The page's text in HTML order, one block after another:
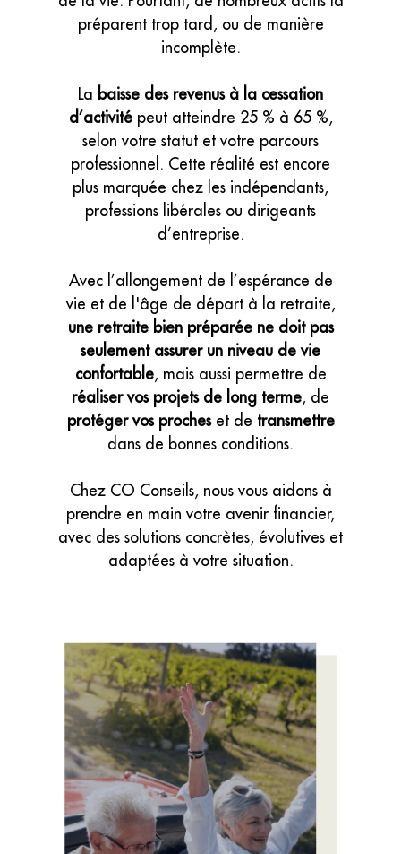
préparent trop tard, ou de manière
incomplète.
La baisse des revenus à la cessation
d’activitépeut atteindre 25 % à 65 %,
selon votre statut et votre parcours
professionnel. Cette réalité est encore
plus marquée chez les indépendants,
professions libérales ou dirigeants
d’entreprise.
Avec l’allongement de l’espérance de
vie et de l'âge de départ à la retraite,
une retraite bien préparée ne doit pas
seulement assurer un niveau de vie
confortable, mais aussi permettre de
réaliser vos projets de long terme, de
protéger vos procheset de transmettre
dans de bonnes conditions.
Chez CO Conseils, nous vous aidons à
prendre en main votre avenir financier,
avec des solutions concrètes, évolutives et
adaptées à votre situation.